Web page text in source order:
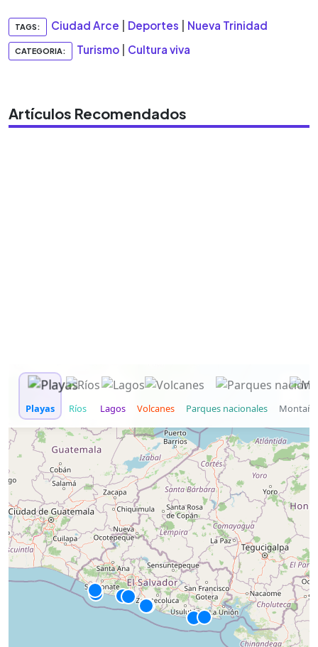
TAGS: Ciudad Arce Deportes Nueva Trinidad
CATEGORIA: Turismo Cultura viva
Artículos Recomendados